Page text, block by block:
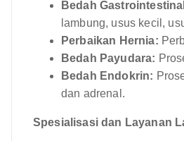
Bedah
lambung, usus kecil,
Perbaikan Hernia:
Bedah Payudara:
Bedah Endokrin:
dan adrenal.
Spesialisasi dan Layanan